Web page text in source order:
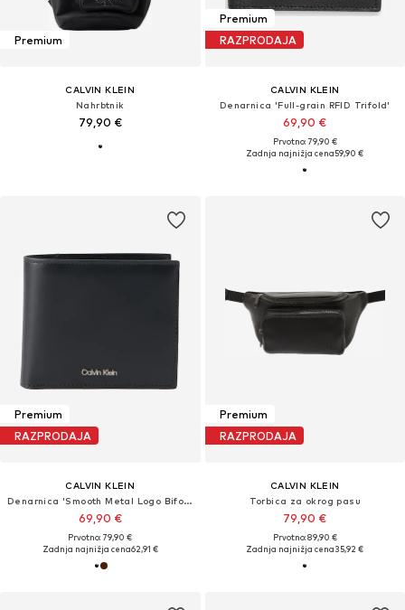
Premium
CALVIN KLEIN
Nahrbtnik
79,90 €
Premium
RAZPRODAJA
CALVIN KLEIN
Denarnica 'Full-grain RFID Trifold'
69,90 €
Prvotno: 79,90 €
Zadnja najnižja cena59,90 €
Premium
RAZPRODAJA
CALVIN KLEIN
Denarnica 'Smooth Metal Logo Bifold'
69,90 €
Prvotno: 79,90 €
Zadnja najnižja cena62,91 €
Premium
RAZPRODAJA
CALVIN KLEIN
Torbica za okrog pasu
79,90 €
Prvotno: 89,90 €
Zadnja najnižja cena35,92 €